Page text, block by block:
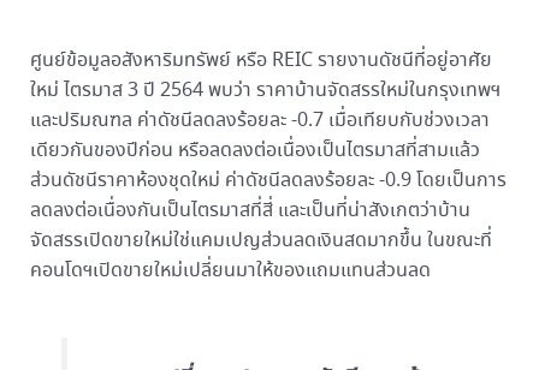
ศูนย์ข้อมูลอสังหาริมทรัพย์ หรือ REIC รายงานดัชนีที่อยู่อาศัย
ใหม่ ไตรมาส 3 ปี 2564 พบว่า ราคาบ้านจัดสรรใหม่ในกรุงเทพฯ
และปริมณฑล ค่าดัชนีลดลงร้อยละ -0.7 เมื่อเทียบกับช่วงเวลา
เดียวกันของปีก่อน หรือลดลงต่อเนื่องเป็นไตรมาสที่สามแล้ว
ส่วนดัชนีราคาห้องชุดใหม่ ค่าดัชนีลดลงร้อยละ -0.9 โดยเป็นการ
ลดลงต่อเนื่องกันเป็นไตรมาสที่สี่ และเป็นที่น่าสังเกตว่าบ้าน
จัดสรรเปิดขายใหม่ใช่แคมเปญส่วนลดเงินสดมากขึ้น ในขณะที่
คอนโดฯเปิดขายใหม่เปลี่ยนมาให้ของแถมแทนส่วนลด